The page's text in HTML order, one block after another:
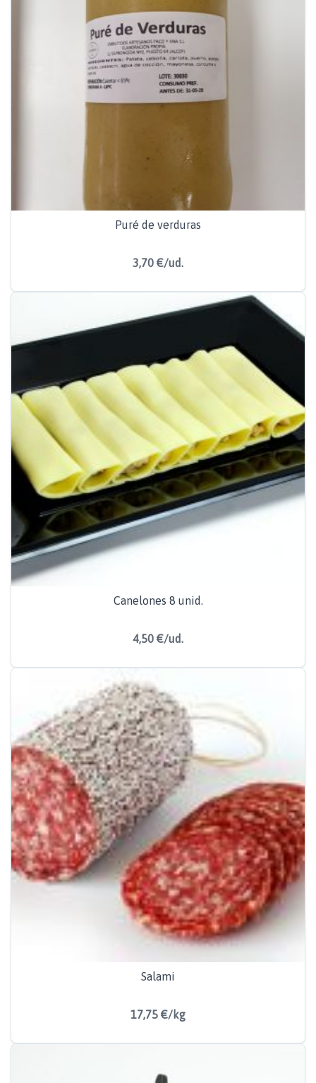
Puré de verduras
3,70 €/ud.
Canelones 8 unid.
4,50 €/ud.
Salami
17,75 €/kg